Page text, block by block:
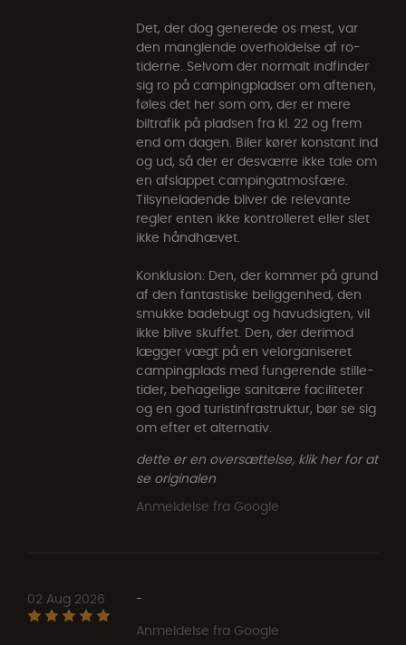
Det, der dog generede os mest, var
den manglende overholdelse af ro-
tiderne. Selvom der normalt indfinder
sig ro på campingpladser om aftenen,
føles det her som om, der er mere
biltrafik på pladsen fra kl. 22 og frem
end om dagen. Biler kører konstant ind
og ud, så der er desværre ikke tale om
en afslappet campingatmosfære.
Tilsyneladende bliver de relevante
regler enten ikke kontrolleret eller slet
ikke håndhævet.
Konklusion: Den, der kommer på grund
af den fantastiske beliggenhed, den
smukke badebugt og havudsigten, vil
ikke blive skuffet. Den, der derimod
lægger vægt på en velorganiseret
campingplads med fungerende stille-
tider, behagelige sanitære faciliteter
og en god turistinfrastruktur, bør se sig
om efter et alternativ.
dette er en oversættelse, klik her for at
se originalen
Anmeldelse fra Google
02 Aug 2026
-
Anmeldelse fra Google